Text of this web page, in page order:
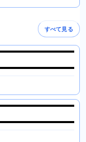
すべて見る